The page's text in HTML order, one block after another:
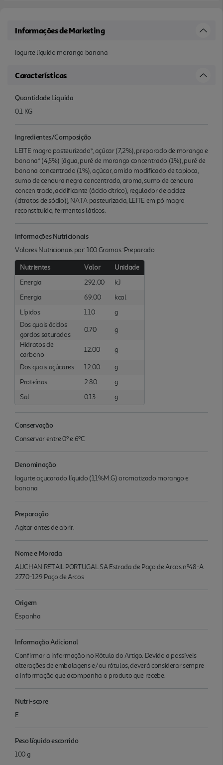
Informações de Marketing
Iogurte líquido morango banana
Características
Quantidade Liquida
0.1 KG
Ingredientes/Composição
LEITE magro pasteurizado*, açúcar (7,2%), preparado de morango e
banana* (4,5%) [água, puré de morango concentrado (1%), puré de
banana concentrado (1%), açúcar, amido modificado de tapioca,
sumo de cenoura negra concentrado, aroma, sumo de cenoura
concen trado, acidificante (ácido cítrico), regulador de acidez
(citratos de sódio)], NATA pasteurizada, LEITE em pó magro
reconstituído, fermentos láticos.
Informações Nutricionais
Valores Nutricionais por: 100 Gramas :Preparado
Nutrientes Valor
Unidade
Energia
292.00
kJ
Energia
69.00
kcal
Lípidos
1.10
g
Dos quais ácidos
gordos saturados
0.70
g
Hidratos de
carbono
12.00 g
Dos quais açúcares 12.00
g
Proteínas
2.80
g
Sal
0.13 g
Conservação
Conservar entre 0º e 6ºC
Denominação
Iogurte açucarado líquido (1,1%M.G) aromatizado morango e
banana
Preparação
Agitar antes de abrir.
Nome e Morada
AUCHAN RETAIL PORTUGAL SA Estrada de Paço de Arcos nº48-A
2770-129 Paço de Arcos
Origem
Espanha
Informação Adicional
Confirmar a informação no Rótulo do Artigo. Devido a possíveis
alterações de embalagens e/ou rótulos, deverá considerar sempre
a informação que acompanha o produto que recebe.
Nutri-score
E
Peso líquido escorrido
100 g